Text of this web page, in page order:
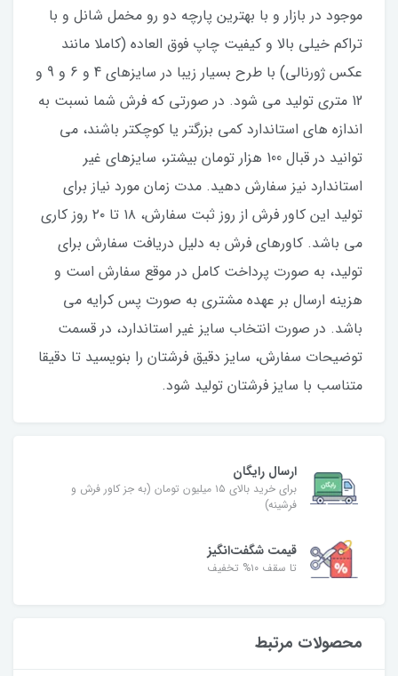
موجود در بازار و با بهترین پارچه دو رو مخمل شانل و با
تراکم خیلی بالا و کیفیت چاپ فوق العاده (کاملا مانند
عکس ژورنالی) با طرح بسیار زیبا در سایزهای 4 و 6 و 9 و
12 متری تولید می شود. در صورتی که فرش شما نسبت به
اندازه های استاندارد کمی بزرگتر یا کوچکتر باشند، می
توانید در قبال 100 هزار تومان بیشتر، سایزهای غیر
استاندارد نیز سفارش دهید. مدت زمان مورد نیاز برای
تولید این کاور فرش از روز ثبت سفارش، ۱۸ تا ۲۰ روز کاری
می باشد. کاورهای فرش به دلیل دریافت سفارش برای
تولید، به صورت پرداخت کامل در موقع سفارش است و
هزینه ارسال بر عهده مشتری به صورت پس کرایه می
باشد. در صورت انتخاب سایز غیر استاندارد، در قسمت
توضیحات سفارش، سایز دقیق فرشتان را بنویسید تا دقیقا
متناسب با سایز فرشتان تولید شود.
ارسال رایگان
برای خرید بالای ۱۵ میلیون تومان (به جز کاور فرش و
فرشینه)
قیمت شگفت‌انگیز
تا سقف ۱۰% تخفیف
محصولات مرتبط